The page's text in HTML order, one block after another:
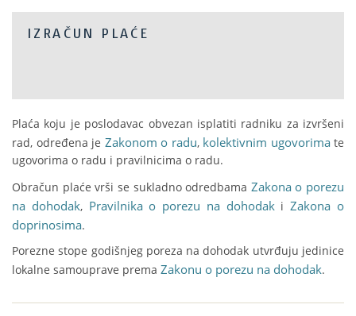
IZRAČUN PLAĆE
Plaća koju je poslodavac obvezan isplatiti radniku za izvršeni
rad, određena je Zakonom o radu, kolektivnim ugovorimate
ugovorima o radu i pravilnicima o radu.
Obračun plaće vrši se sukladno odredbama Zakona o porezu
na dohodak, Pravilnika o porezu na dohodakiZakona o
doprinosima.
Porezne stope godišnjeg poreza na dohodak utvrđuju jedinice
lokalne samouprave prema Zakonu o porezu na dohodak.